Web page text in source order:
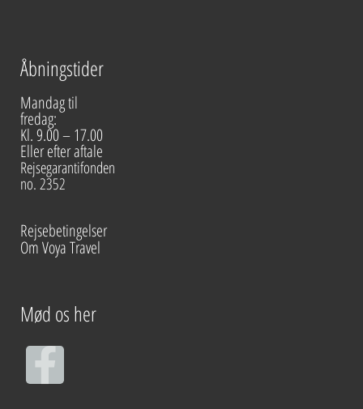
Åbningstider
Mandag til
fredag:
Kl. 9.00 – 17.00
Eller efter aftale
Rejsegarantifonden
no. 2352
Rejsebetingelser
Om Voya Travel
Mød os her
F
a